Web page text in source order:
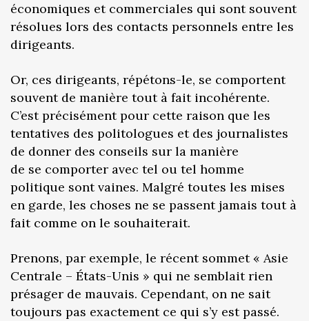
économiques et commerciales qui sont souvent
résolues lors des contacts personnels entre les
dirigeants.
Or, ces dirigeants, répétons-le, se comportent
souvent de manière tout à fait incohérente.
C’est précisément pour cette raison que les
tentatives des politologues et des journalistes
de donner des conseils sur la manière
de se comporter avec tel ou tel homme
politique sont vaines. Malgré toutes les mises
en garde, les choses ne se passent jamais tout à
fait comme on le souhaiterait.
Prenons, par exemple, le récent sommet « Asie
Centrale – États-Unis » qui ne semblait rien
présager de mauvais. Cependant, on ne sait
toujours pas exactement ce qui s’y est passé.